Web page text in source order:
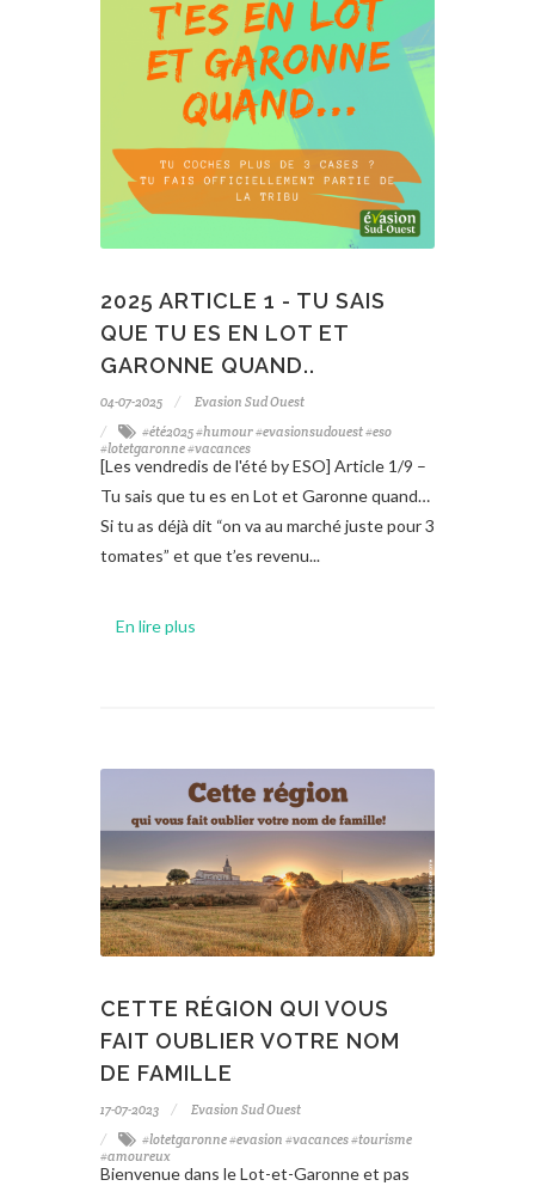
2025 ARTICLE 1 - TU SAIS
QUE TU ES EN LOT ET
GARONNE QUAND..
04-07-2025
Evasion Sud Ouest
#été2025 #humour #evasionsudouest #eso
#lotetgaronne #vacances
[Les vendredis de l'été by ESO] Article 1/9 –
Tu sais que tu es en Lot et Garonne quand…
Si tu as déjà dit “on va au marché juste pour 3
tomates” et que t’es revenu...
En lire plus
CETTE RÉGION QUI VOUS
FAIT OUBLIER VOTRE NOM
DE FAMILLE
17-07-2023
Evasion Sud Ouest
#lotetgaronne #evasion #vacances #tourisme
#amoureux
Bienvenue dans le Lot-et-Garonne et pas